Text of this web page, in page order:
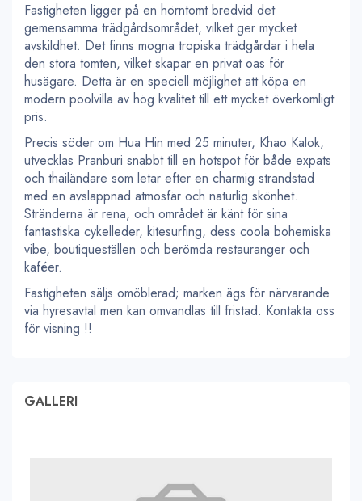
Fastigheten ligger på en hörntomt bredvid det
gemensamma trädgårdsområdet, vilket ger mycket
avskildhet. Det finns mogna tropiska trädgårdar i hela
den stora tomten, vilket skapar en privat oas för
husägare. Detta är en speciell möjlighet att köpa en
modern poolvilla av hög kvalitet till ett mycket överkomligt
pris.
Precis söder om Hua Hin med 25 minuter, Khao Kalok,
utvecklas Pranburi snabbt till en hotspot för både expats
och thailändare som letar efter en charmig strandstad
med en avslappnad atmosfär och naturlig skönhet.
Stränderna är rena, och området är känt för sina
fantastiska cykelleder, kitesurfing, dess coola bohemiska
vibe, boutiqueställen och berömda restauranger och
kaféer.
Fastigheten säljs omöblerad; marken ägs för närvarande
via hyresavtal men kan omvandlas till fristad. Kontakta oss
för visning !!
GALLERI